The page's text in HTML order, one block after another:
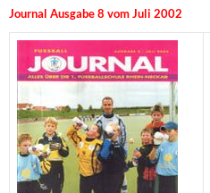
Journal Ausgabe 8 vom Juli 2002